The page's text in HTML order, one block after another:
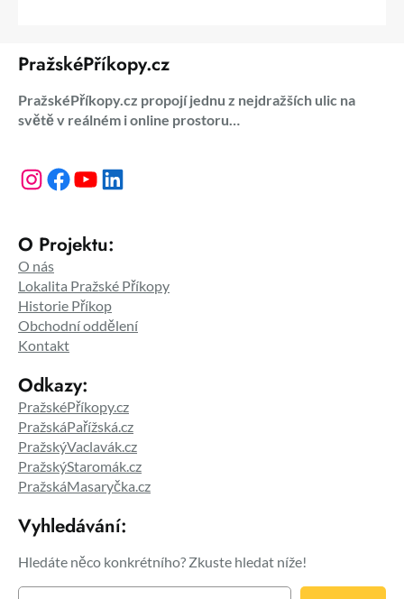
PražskéPříkopy.cz
PražskéPříkopy.cz propojí jednu z nejdražších ulic na
světě v reálném i online prostoru…
Instagram Facebook YouTube LinkedIn
O Projektu:
O nás
Lokalita Pražské Příkopy
Historie Příkop
Obchodní oddělení
Kontakt
Odkazy:
PražskéPříkopy.cz
PražskáPařížská.cz
PražskýVaclavák.cz
PražskýStaromák.cz
PražskáMasaryčka.cz
Vyhledávání:
Hledáte něco konkrétního? Zkuste hledat níže!